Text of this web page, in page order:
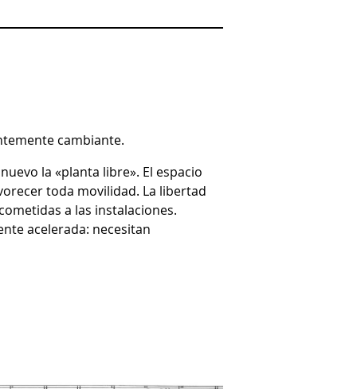
cambiante.
la «planta libre». El espacio
toda movilidad. La libertad
a las instalaciones.
acelerada: necesitan